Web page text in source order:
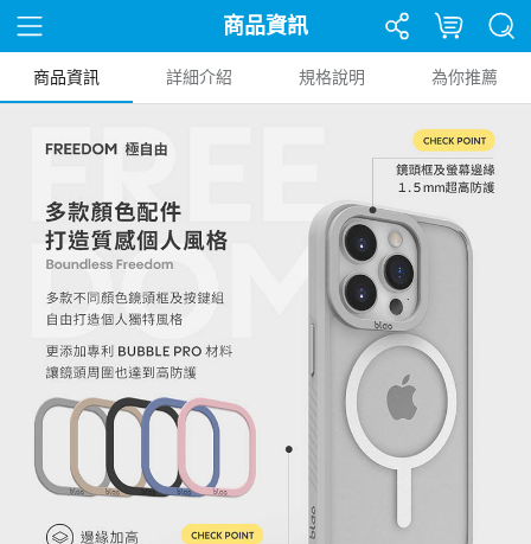
商品資訊
商品資訊 詳細介紹 規格說明 為你推薦